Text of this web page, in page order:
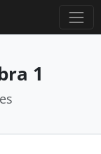
1